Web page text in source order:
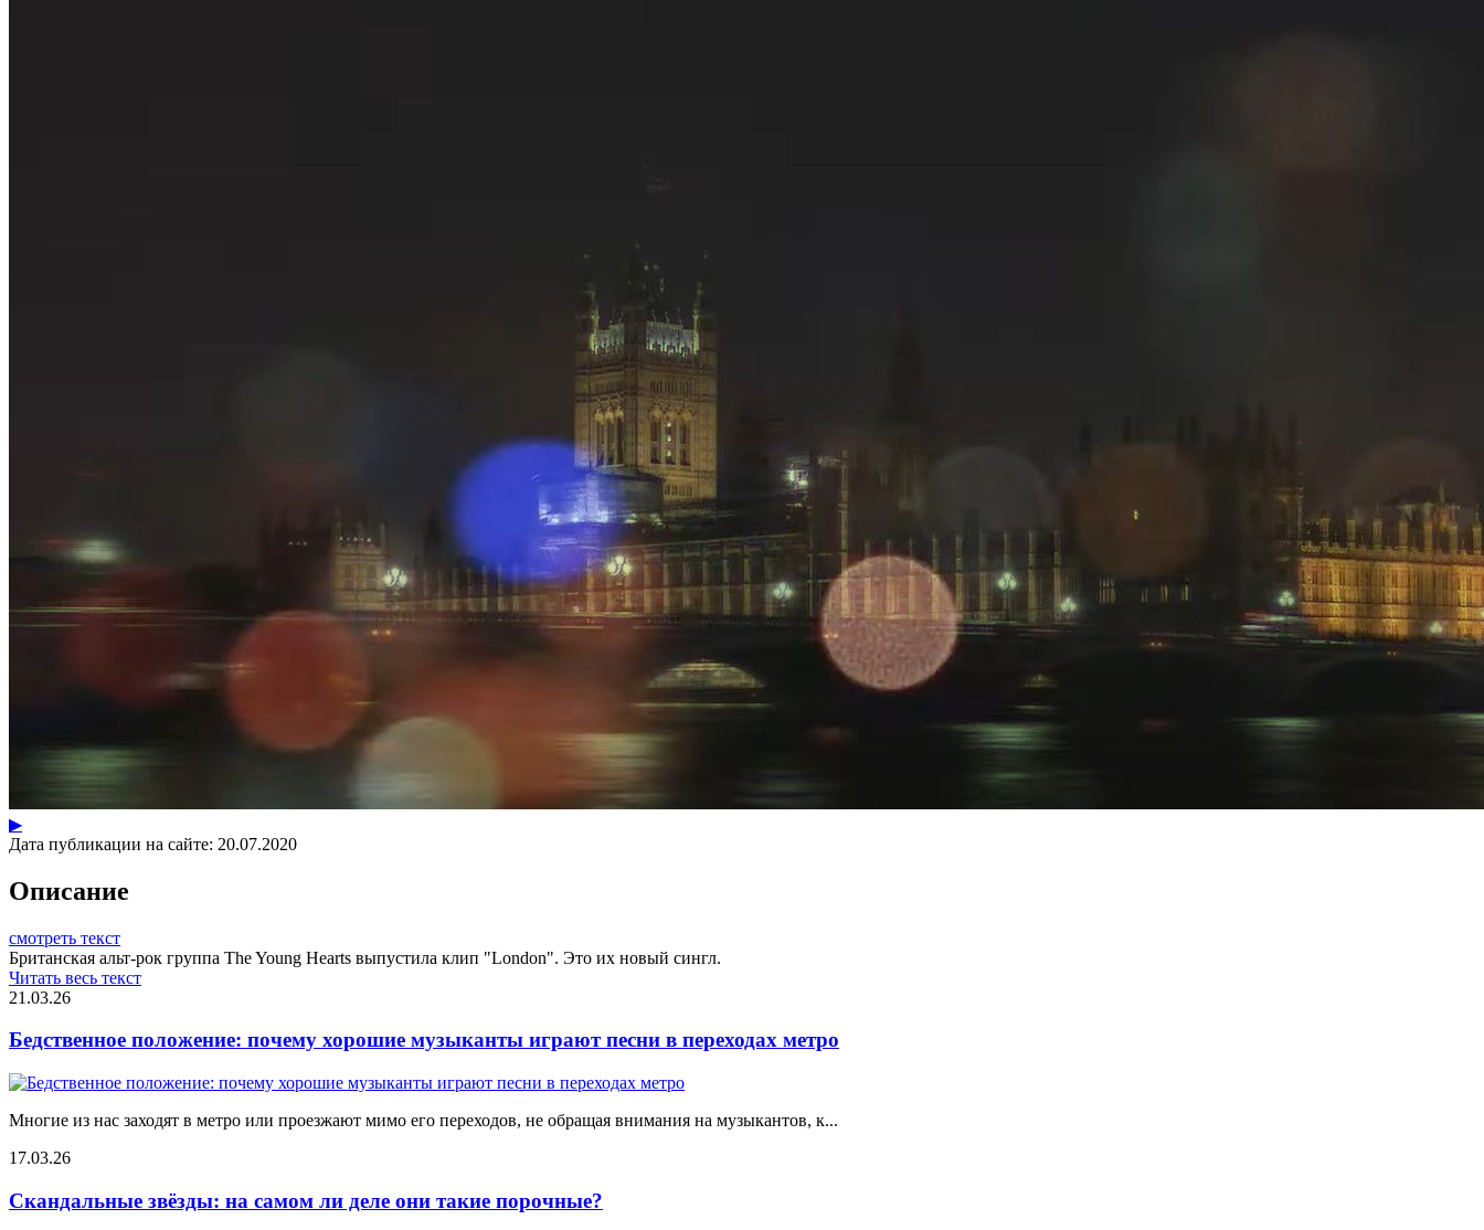
▶
Дата публикации на сайте: 20.07.2020
Описание
смотреть текст
Британская альт-рок группа The Young Hearts выпустила клип "London". Это их новый сингл.
Читать весь текст
21.03.26
Бедственное положение: почему хорошие музыканты играют песни в переходах метро
Многие из нас заходят в метро или проезжают мимо его переходов, не обращая внимания на музыкантов, к...
17.03.26
Скандальные звёзды: на самом ли деле они такие порочные?